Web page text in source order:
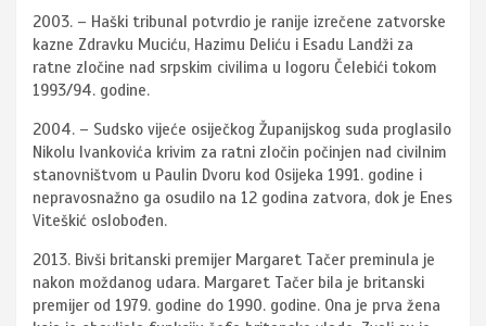
2003. – Haški tribunal potvrdio je ranije izrečene zatvorske
kazne Zdravku Muciću, Hazimu Deliću i Esadu Landži za
ratne zločine nad srpskim civilima u logoru Čelebići tokom
1993/94. godine.
2004. – Sudsko vijeće osiječkog Županijskog suda proglasilo
Nikolu Ivankovića krivim za ratni zločin počinjen nad civilnim
stanovništvom u Paulin Dvoru kod Osijeka 1991. godine i
nepravosnažno ga osudilo na 12 godina zatvora, dok je Enes
Viteškić oslobođen.
2013. Bivši britanski premijer Margaret Tačer preminula je
nakon moždanog udara. Margaret Tačer bila je britanski
premijer od 1979. godine do 1990. godine. Ona je prva žena